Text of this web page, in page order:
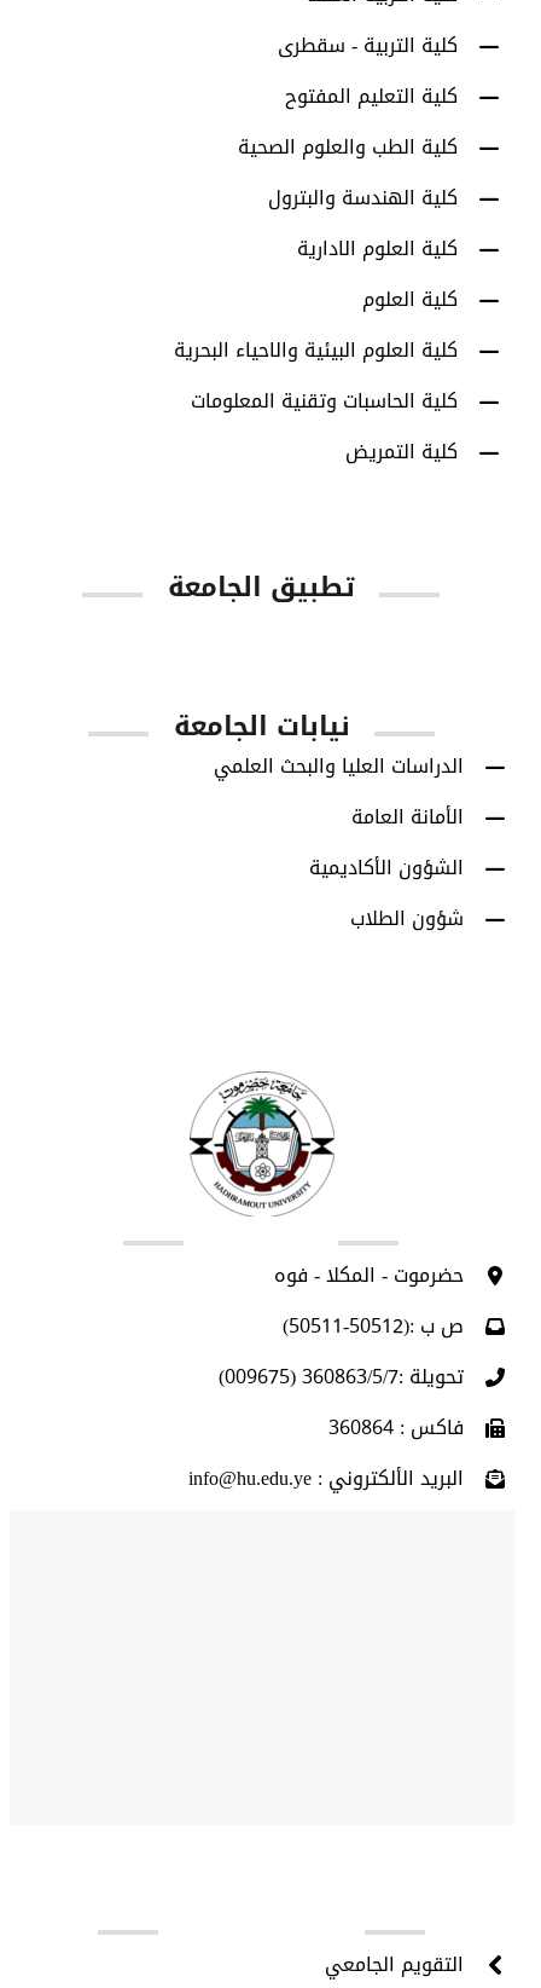
كلية التربية - سقطرى
كلية التعليم المفتوح
كلية الطب والعلوم الصحية
كلية الهندسة والبترول
كلية العلوم الادارية
كلية العلوم
كلية العلوم البيئية والاحياء البحرية
كلية الحاسبات وتقنية المعلومات
كلية التمريض
تطبيق الجامعة
نيابات الجامعة
الدراسات العليا والبحث العلمي
الأمانة العامة
الشؤون الأكاديمية
شؤون الطلاب
حضرموت - المكلا - فوه
ص ب :(50512-50511)
تحويلة :360863/5/7 (009675)
فاكس : 360864
البريد الألكتروني : info@hu.edu.ye
التقويم الجامعي